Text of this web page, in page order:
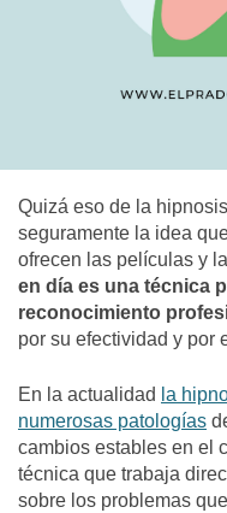
Quizá eso de la
seguramente la idea
ofrecen las películas y
en día es una técnica
reconocimiento
por su efectividad y por
En la actualidad la
numerosas patologías
cambios estables en el
técnica que trabaja
sobre los problemas